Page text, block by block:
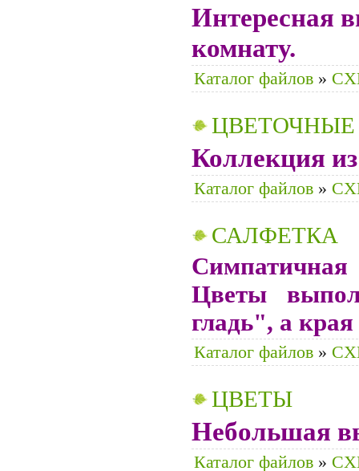
Интересная
комнату.
Каталог файлов »
Коллекция
Каталог файлов »
САЛФЕТКА
Цветы
гладь", а
Каталог файлов »
ЦВЕТЫ
Небольшая
Каталог файлов »